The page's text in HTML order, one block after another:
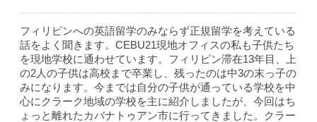
フィリピンへの英語留学のみならず正規留学を考えている
話をよく聞きます。CEBU21現地オフィスの私も子供たち
を現地学校に通わせています。フィリピン滞在13年目、上
の2人の子供は高校まで卒業し、残ったのは中3の末っ子の
みになります。今までは自分の子供が通っている学校を中
心にクラーク地域の学校を主に紹介しましたが、今回はち
ょっと離れたカバナトゥアン市に行ってきました。クラー